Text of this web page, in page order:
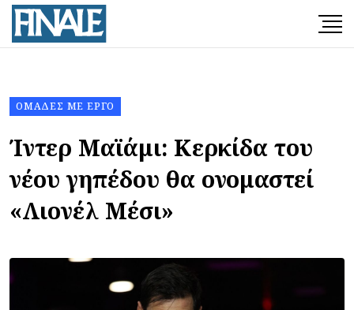
ΟΜΆΔΕΣ ΜΕ ΈΡΓΟ
Ίντερ Μαϊάμι: Κερκίδα του
νέου γηπέδου θα ονομαστεί
«Λιονέλ Μέσι»